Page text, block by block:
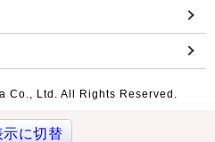
Co., Ltd. All Rights Reserved.
示に切替